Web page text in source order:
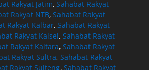
Rakyat Jatim, Sahabat Rakyat
Rakyat NTB,Sahabat Rakyat
Rakyat Kalbar,Sahabat Rakyat
Rakyat Kalsel,Sahabat Rakyat
Rakyat Kaltara,Sahabat Rakyat
Rakyat Sultra, Sahabat Rakyat
Rakyat Sulteng,Sahabat Rakyat